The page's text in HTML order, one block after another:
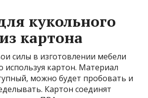
кукольного
картона
силы в изготовлении мебели
используя картон. Материал
можно будет пробовать и
Картон соединят